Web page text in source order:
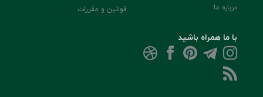
درباره ما
با ما همراه باشید
قوانین و مقررات